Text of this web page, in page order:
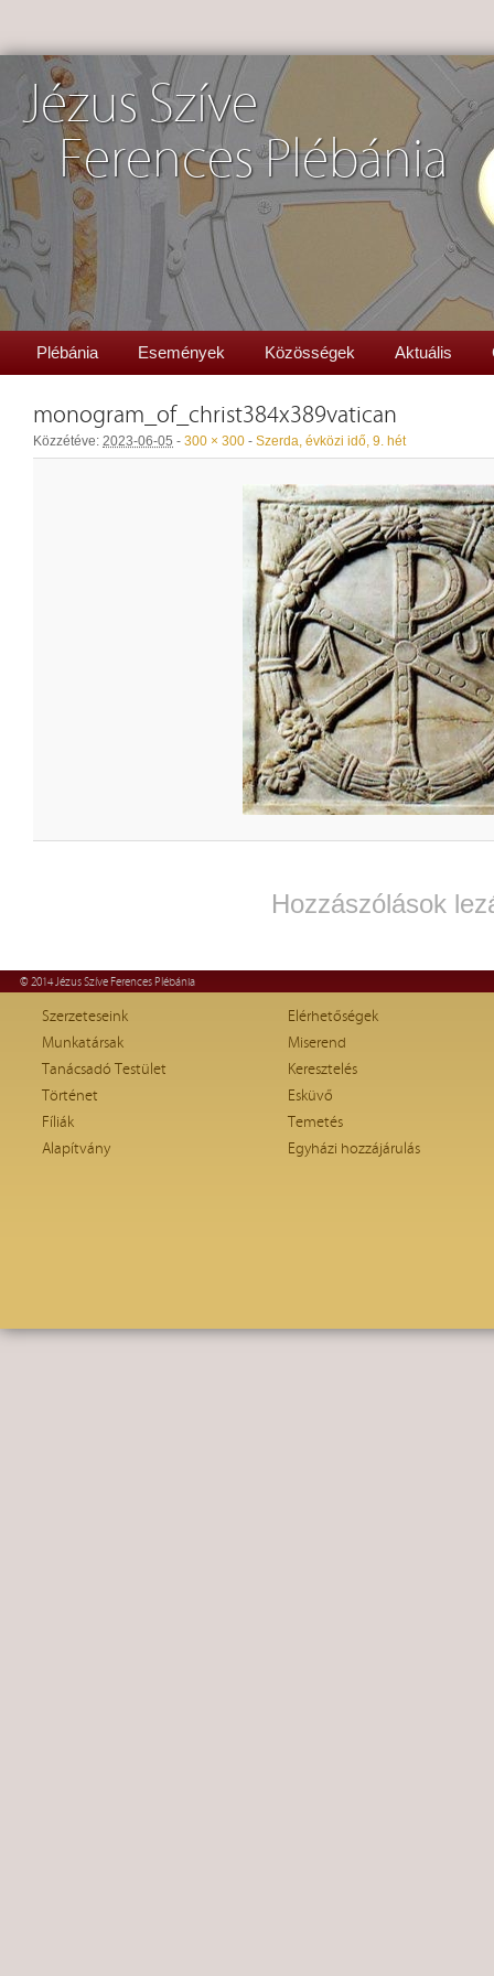
Jézus Szíve
Ferences Plébánia
Plébánia Események Közösségek Aktuális
monogram_of_christ384x389vatican
Közzétéve: 2023-06-05 - 300 × 300 - Szerda, évközi idő, 9. hét
Hozzászólások
© 2014 Jézus Szíve Ferences Plébánia
Szerzeteseink
Munkatársak
Tanácsadó Testület
Történet
Fíliák
Alapítvány
Elérhetőségek
Miserend
Keresztelés
Esküvő
Temetés
Egyházi hozzájárulás